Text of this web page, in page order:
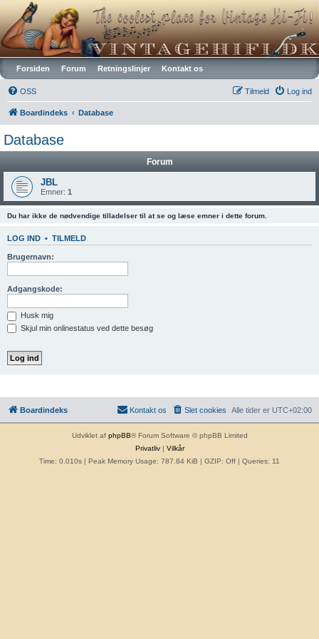
Vintagehifi.dk
Forsiden Forum Retningslinjer Kontakt os
OSS Log ind
Tilmeld
Boardindeks Database
Database
Forum
JBL
Emner: 1
Du har ikke de nødvendige tilladelser til at se og læse emner i dette forum.
LOG IND • TILMELD
Brugernavn:
Adgangskode:
Husk mig
Skjul min onlinestatus ved dette besøg
Boardindeks Alle tider er UTC+02:00
Slet cookies
Kontakt os
Udviklet af phpBB® Forum Software © phpBB Limited
Privatliv| Vilkår
Time: 0.010s | Peak Memory Usage: 787.84 KiB | GZIP: Off | Queries: 11